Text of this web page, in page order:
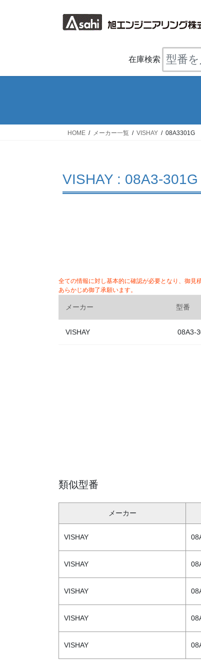
ス
ン
在庫検索
HOME メーカー一覧 VISHAY 08A3301G
VISHAY : 08A3-301G
全ての情報に対し基本的に確認が必要となり、御見
あらかじめ御了承願います。
メーカー 型番
VISHAY 08A3-
類似型番
メーカー
VISHAY
VISHAY
VISHAY
VISHAY
VISHAY